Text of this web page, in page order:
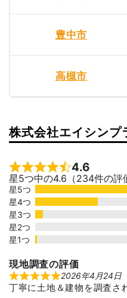
豊中市
高槻市
株式会社エイシンプ
Rated 4.6 out of 5
4.6
星5つ中の4.6（234件の評
星5つ
星4つ
星3つ
星2つ
星1つ
現地調査の評価
R
a
2026年4月24日
丁寧に土地＆建物を調査さ